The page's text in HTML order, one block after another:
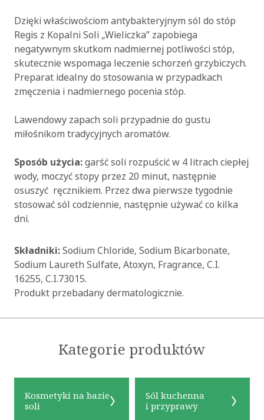
Dzięki właściwościom antybakteryjnym sól do stóp
Regis z Kopalni Soli „Wieliczka” zapobiega
negatywnym skutkom nadmiernej potliwości stóp,
skutecznie wspomaga leczenie schorzeń grzybiczych.
Preparat idealny do stosowania w przypadkach
zmęczenia i nadmiernego pocenia stóp.
Lawendowy zapach soli przypadnie do gustu
miłośnikom tradycyjnych aromatów.
Sposób użycia:garść soli rozpuścić w 4 litrach ciepłej
wody, moczyć stopy przez 20 minut, następnie
osuszyć ręcznikiem. Przez dwa pierwsze tygodnie
stosować sól codziennie, następnie używać co kilka
dni.
Składniki:Sodium Chloride, Sodium Bicarbonate,
Sodium Laureth Sulfate, Atoxyn, Fragrance, C.I.
16255, C.I.73015.
Produkt przebadany dermatologicznie.
Kategorie produktów
Kosmetyki na bazie
soli
Sól kuchenna
i przyprawy